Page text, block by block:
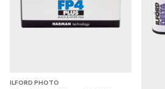
ILFORD PHOTO